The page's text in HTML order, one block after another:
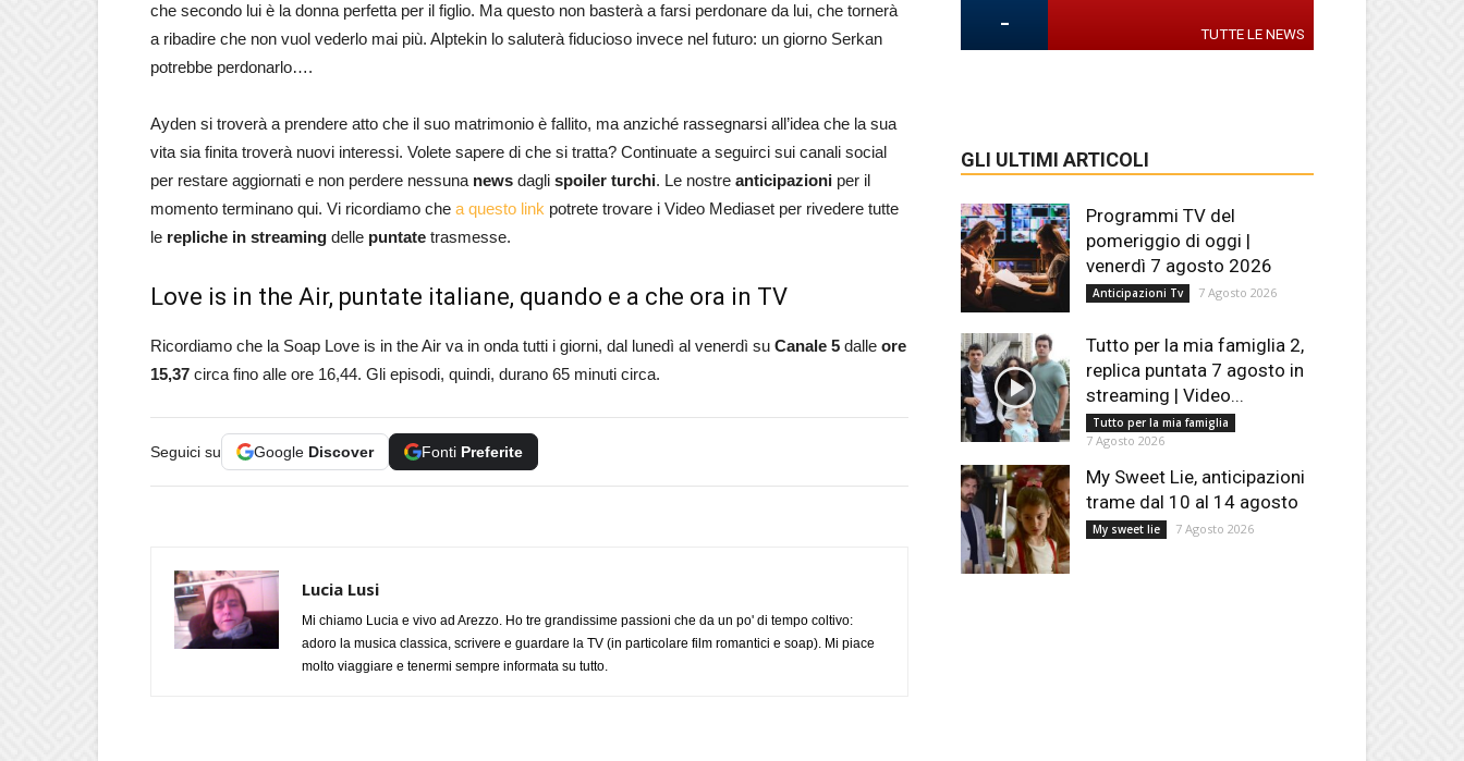
che secondo lui è la donna perfetta per il figlio. Ma questo non basterà a farsi perdonare da lui, che tornerà
a ribadire che non vuol vederlo mai più. Alptekin lo saluterà fiducioso invece nel futuro: un giorno Serkan
potrebbe perdonarlo….
Ayden si troverà a prendere atto che il suo matrimonio è fallito, ma anziché rassegnarsi all’idea che la sua
vita sia finita troverà nuovi interessi. Volete sapere di che si tratta? Continuate a seguirci sui canali social
per restare aggiornati e non perdere nessuna news dagli spoiler turchi. Le nostre anticipazioni per il
momento terminano qui. Vi ricordiamo che a questo link potrete trovare i Video Mediaset per rivedere tutte
le repliche in streaming delle puntate trasmesse.
Love is in the Air, puntate italiane, quando e a che ora in TV
Ricordiamo che la Soap Love is in the Air va in onda tutti i giorni, dal lunedì al venerdì su Canale 5 dalle ore
15,37 circa fino alle ore 16,44. Gli episodi, quindi, durano 65 minuti circa.
Seguici su Google Discover Fonti Preferite
Lucia Lusi
Mi chiamo Lucia e vivo ad Arezzo. Ho tre grandissime passioni che da un po' di tempo coltivo:
adoro la musica classica, scrivere e guardare la TV (in particolare film romantici e soap). Mi piace
molto viaggiare e tenermi sempre informata su tutto.
- TUTTE LE NEWS
GLI ULTIMI ARTICOLI
Programmi TV del
pomeriggio di oggi |
venerdì 7 agosto 2026
Anticipazioni Tv 7 Agosto 2026
Tutto per la mia famiglia 2,
replica puntata 7 agosto in
streaming | Video...
Tutto per la mia famiglia
7 Agosto 2026
My Sweet Lie, anticipazioni
trame dal 10 al 14 agosto
My sweet lie 7 Agosto 2026